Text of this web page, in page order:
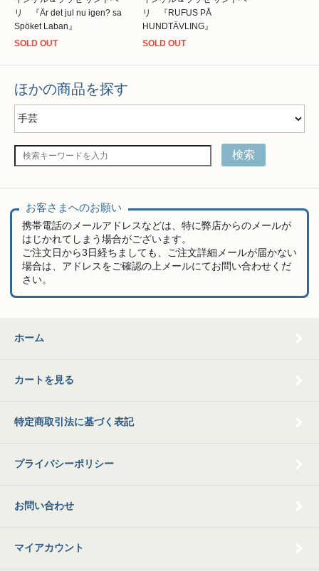
リ 『Är det jul nu igen? sa
Spöket Laban』
SOLD OUT
リ 『RUFUS PÅ
HUNDTÄVLING』
SOLD OUT
ほかの商品を探す
検索
お客さまへのお願い
携帯電話のメールアドレスなどは、特に弊店からのメールが
はじかれてしまう場合がございます。
ご注文日から3日経ちましても、ご注文詳細メールが届かない
場合は、アドレスをご確認の上メールにてお問い合わせくだ
さい。
ホーム
カートを見る
特定商取引法に基づく表記
プライバシーポリシー
お問い合わせ
マイアカウント